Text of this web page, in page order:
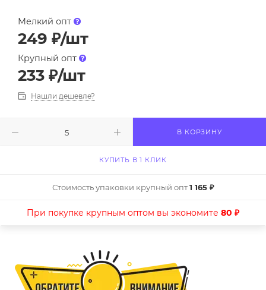
Мелкий опт
249 ₽/шт
Крупный опт
233 ₽/шт
Нашли дешевле?
В КОРЗИНУ
КУПИТЬ В 1 КЛИК
Стоимость упаковки крупный опт1 165 ₽
При покупке крупным оптом вы экономите 80 ₽